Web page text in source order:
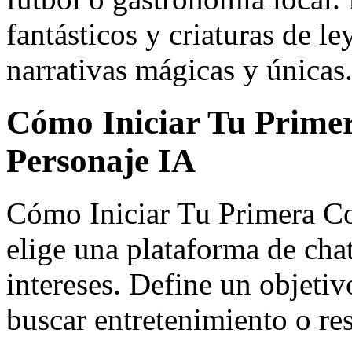
fantásticos y criaturas de
narrativas mágicas y únicas.
Cómo Iniciar Tu
Personaje IA
Cómo Iniciar Tu Primera
elige una plataforma de
intereses. Define un
buscar entretenimiento o